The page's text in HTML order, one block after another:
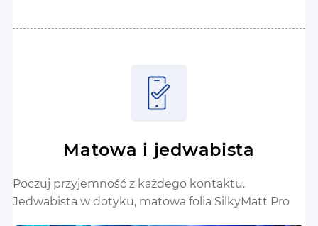
Matowa i jedwabista
Poczuj przyjemność z każdego kontaktu.
Jedwabista w dotyku, matowa folia SilkyMatt Pro